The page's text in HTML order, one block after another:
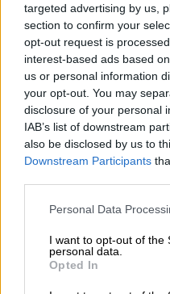
targeted advertising by us,
section to confirm your
opt-out request is
interest-based ads based
us or personal information
your opt-out. You may
disclosure of your personal
IAB’s list of downstream
also be disclosed by us to
Downstream Participants
Please note that this
not limited to your visit or
grant or deny consent to
use your data for below
consent section.
Personal Data
I want to opt-out of the
personal data.
Opted In
Όπως εξήγησε,
ένα πεζούλι όταν
πλησίασαν,
τσιγάρο και τότε
ο
ζήτησε το τσαντάκι
ψύχραιμος, σήκωσα